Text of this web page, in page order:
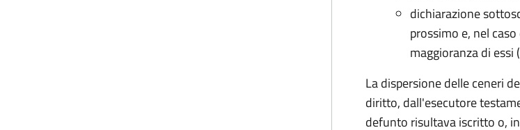
dichiarazione
prossimo e, nel
maggioranza di essi
La dispersione delle ceneri
diritto, dall'esecutore
defunto risultava iscritto o,